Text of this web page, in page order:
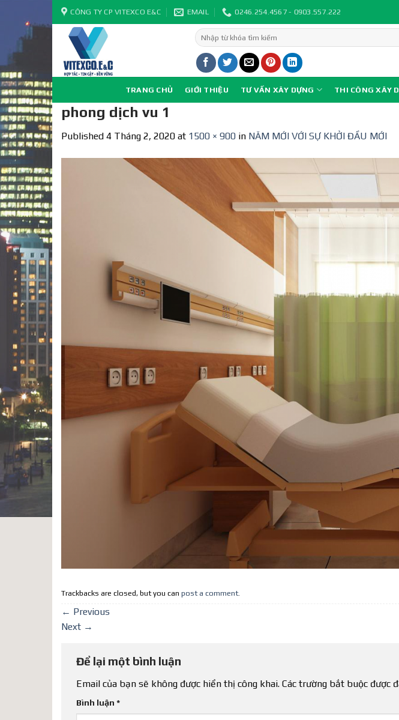
Skip
to
content
CÔNG TY CP VITEXCO E&C EMAIL 0246.254.4567 - 0903.557.222
Tìm
kiếm:
TRANG CHỦ GIỚI THIỆU TƯ VẤN XÂY DỰNG THI CÔNG XÂY
phong dịch vu 1
Published 4 Tháng 2, 2020 at 1500 × 900 in NĂM MỚI VỚI SỰ KHỞI ĐẦU MỚI
Trackbacks are closed, but you can post a comment.
← Previous
Next →
Để lại một bình luận
Email của bạn sẽ không được hiển thị công khai. Các trường bắt buộc được
Bình luận *